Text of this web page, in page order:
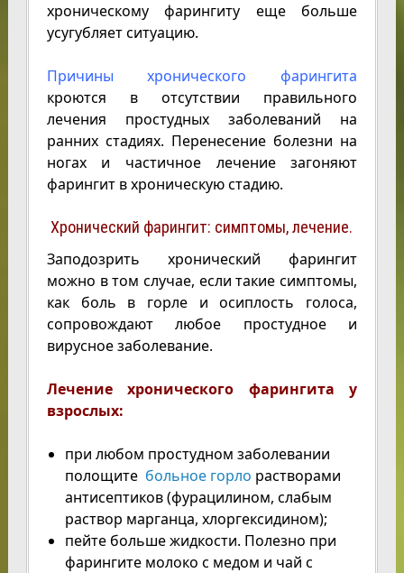
хроническому фарингиту еще больше
усугубляет ситуацию.
Причины хронического фарингита
кроются в отсутствии правильного
лечения простудных заболеваний на
ранних стадиях. Перенесение болезни на
ногах и частичное лечение загоняют
фарингит в хроническую стадию.
Хронический фарингит: симптомы, лечение.
Заподозрить хронический фарингит
можно в том случае, если такие симптомы,
как боль в горле и осиплость голоса,
сопровождают любое простудное и
вирусное заболевание.
Лечение хронического фарингита у
взрослых:
при любом простудном заболевании
полощите больное горло растворами
антисептиков (фурацилином, слабым
раствор марганца, хлоргексидином);
пейте больше жидкости. Полезно при
фарингите молоко с медом и чай с